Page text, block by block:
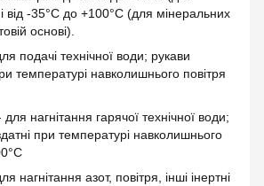
від -35°С до +100°С (для мінеральних
основі).
подачі технічної води; рукави
температурі навколишнього повітря
нагнітання гарячої технічної води;
при температурі навколишнього
нагнітання азот, повітря, інші інертні